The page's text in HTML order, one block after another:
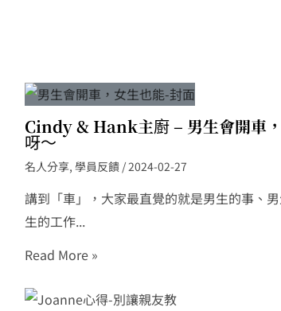
Cindy & Hank主廚 – 男生會開車
呀～
名人分享, 學員反饋/2024-02-27
講到「車」，大家最直覺的就是男生的事、
生的工作...
Read More »